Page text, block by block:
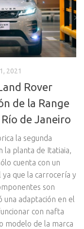
2021
Rover
de la Range
de Janeiro
la segunda
la planta de Itatiaia,
cuenta con un
ya que la carrocería y
son
una adaptación en el
con nafta
modelo de la marca